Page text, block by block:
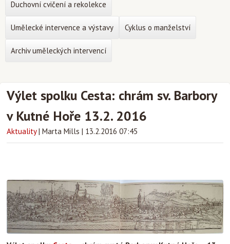
Výlet spolku Cesta: chrám sv. Barbory
v Kutné Hoře 13.2. 2016
Aktuality | Marta Mills | 13.2.2016 07:45
Duchovní cvičení a rekolekce
Umělecké intervence a výstavy Cyklus o manželství
Archiv uměleckých intervencí